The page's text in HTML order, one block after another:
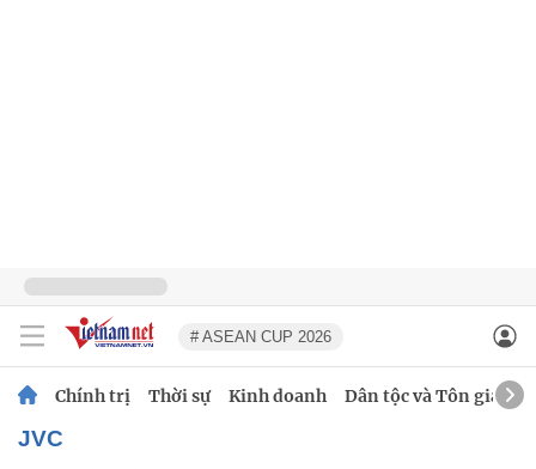
# ASEAN CUP 2026
Chính trị Thời sự Kinh doanh Dân tộc và Tôn giáo
JVC